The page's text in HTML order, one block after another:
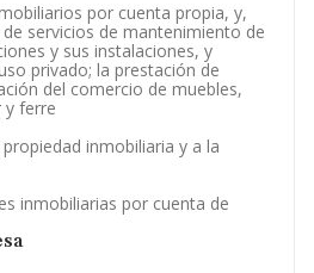
por cuenta propia, y,
servicios de mantenimiento de
y sus instalaciones, y
privado; la prestación de
del comercio de muebles,
y ferre
inmobiliaria y a la
inmobiliarias por cuenta de